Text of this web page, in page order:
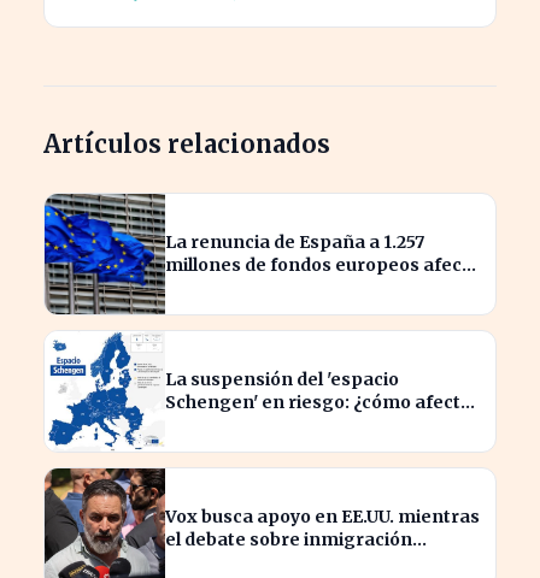
Artículos relacionados
La renuncia de España a 1.257
millones de fondos europeos afecta
La suspensión del 'espacio
Schengen' en riesgo: ¿cómo afecta
Vox busca apoyo en EE.UU. mientras
el debate sobre inmigración